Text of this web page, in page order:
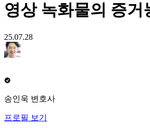
영상 녹화물의 증거
25.07.28
송인욱 변호사
프로필 보기